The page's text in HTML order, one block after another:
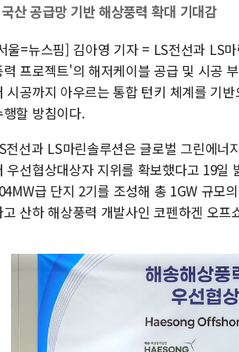
국산 공급망 기반 해상풍력 확대 기대감
울=뉴스핌] 김아영 기자 = LS전선과 LS
력 프로젝트'의 해저케이블 공급 및 시공
시공까지 아우르는 통합 턴키 체계를 기
행할 방침이다.
전선과 LS마린솔루션은 글로벌 그린에
우선협상대상자 지위를 확보했다고 19일
급 단지 2기를 조성해 총 1GW 규모
고 산하 해상풍력 개발사인 코펜하겐 오